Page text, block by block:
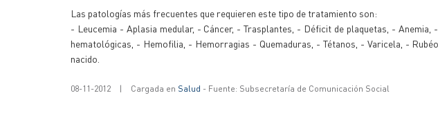
Las patologías más frecuentes que requieren este tipo de tratamiento son:
- Leucemia - Aplasia medular, - Cáncer, - Trasplantes, - Déficit de plaquetas, -
hematológicas, - Hemofilia, - Hemorragias - Quemaduras, - Tétanos, - Varicela, -
nacido.
08-11-2012 | Cargada en Salud - Fuente: Subsecretaría de Comunicación Social